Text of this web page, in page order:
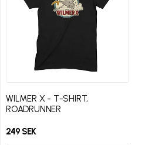
WILMER X - T-SHIRT,
ROADRUNNER
249 SEK